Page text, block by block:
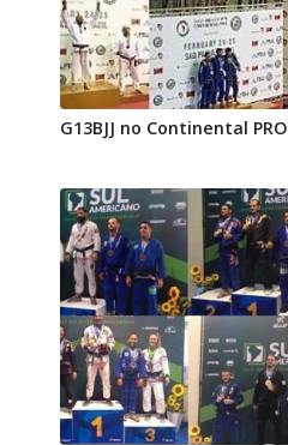
G13BJJ no Continental PRO